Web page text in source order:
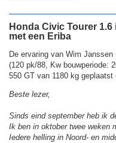
Honda Civic Tourer 1.6
met een Eriba
De ervaring van Wim
(120 pk/88, Kw bouwperiode:
550 GT van 1180 kg geplaatst
Beste lezer,
Sinds eind september heb ik
Ik ben in oktober twee weken
Iedere helling in Noord- en